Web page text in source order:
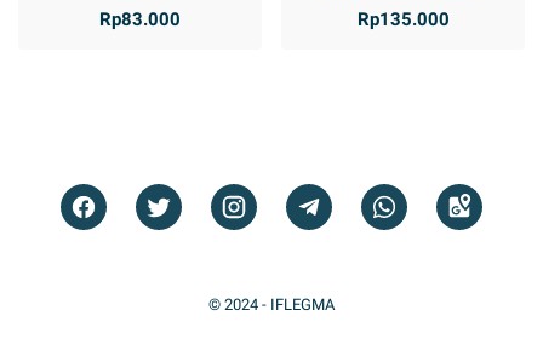
Rp83.000 Rp135.000
© 2024 - IFLEGMA